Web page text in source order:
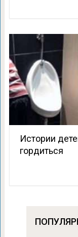
Истории
гордиться